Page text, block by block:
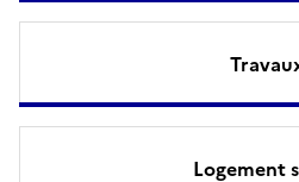
Logement